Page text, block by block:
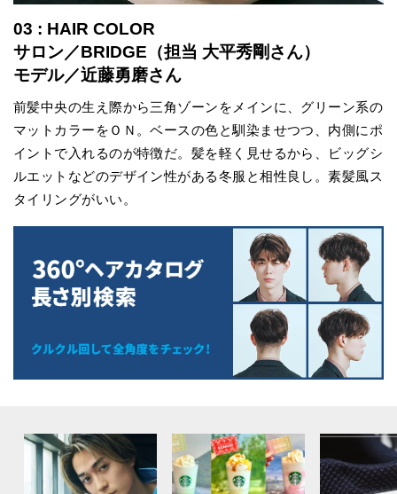
03 : HAIR COLOR
サロン／BRIDGE（担当 大平秀剛さん）
モデル／近藤勇磨さん
前髪中央の生え際から三角ゾーンをメインに、グリーン系の
マットカラーをＯＮ。ベースの色と馴染ませつつ、内側にポ
イントで入れるのが特徴だ。髪を軽く見せるから、ビッグシ
ルエットなどのデザイン性がある冬服と相性良し。素髪風ス
タイリングがいい。